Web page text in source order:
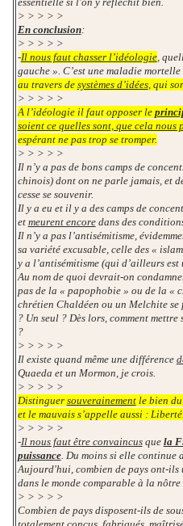
> > > > >
En conclusion:
> > > > >
-Il nous faut chasser l’idéologie,
gauche ». C’est une maladie mortelle
au travers de systèmes d’idées, qui
> > > > >
A l’idéologie il faut opposer le
soient ce quelles sont, que cela nous
espérant ne pas trop se tromper.
> > > > >
Il n’y a pas de bons camps de
chinois) dont on ne parle jamais, et
cesse se souvenir.
Il y a eu et il y a des camps de
et meurent encoredans des
Il n’y a pas l’antisémitisme,
sa variété excusable, celle des «
y a l’antisémitisme (qui d’ailleurs
Au nom de quoi devrait-on
pas de la « papophobie » ou de la «
chrétien Chaldéen ou un Melchite se
? Un seul ? Dès lors, comment
?
> > > > >
Il existe quand même une différence
Quaeda et un Mormon, je crois.
> > > > >
Distinguer souverainementle bien du
et le mauvais s’appelle aussi : Liberté.
> > > > >
-Il nous faut être convaincusque la
puissance. Du moins si elle continue
Aujourd'hui, combien de pays ont-
dans le monde comparable à la nôtre
> > > > >
Combien de pays disposent-ils de